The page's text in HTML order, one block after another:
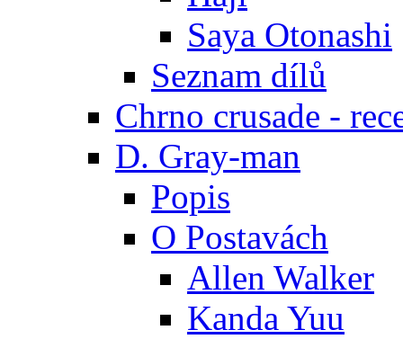
Saya Otonashi
Seznam dílů
Chrno crusade -
D. Gray-man
Popis
O Postavách
Allen Walker
Kanda Yuu